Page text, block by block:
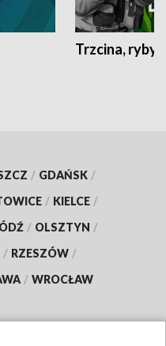
Trzcina, ryby
/ GDAŃSK /
/ KIELCE /
/ OLSZTYN /
/ RZESZÓW /
/ WROCŁAW